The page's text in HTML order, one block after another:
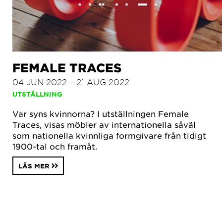
FEMALE TRACES
04 JUN 2022 – 21 AUG 2022
UTSTÄLLNING
Var syns kvinnorna? I utställningen Female
Traces, visas möbler av internationella såväl
som nationella kvinnliga formgivare från tidigt
1900-tal och framåt.
LÄS MER